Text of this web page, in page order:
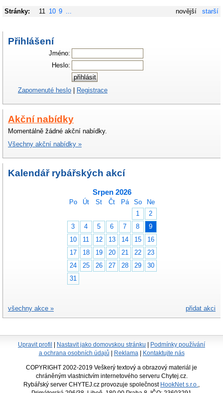
novější starší
Stránky: 11 10 9 ...
Přihlášení
Jméno:
Heslo:
Zapomenuté heslo Registrace
Akční nabídky
Momentálně žádné akční nabídky.
Všechny akční nabídky »
Kalendář rybářských akcí
Srpen 2026
Po Út St Čt Pá So
Ne
1
2
3
4 5 6 7 8
9
10
11 12 13 14 15
16
17
18 19 20 21 22
23
24
25 26 27 28 29
30
31
přidat akci
všechny akce »
Upravit profil Nastavit jako domovskou stránku
Podmínky používání
a ochrana osobních údajů
Reklama Kontaktujte nás
COPYRIGHT 2002-2019 Veškerý textový a obrazový materiál je
chráněným vlastnictvím internetového serveru Chytej.cz.
Rybářský server CHYTEJ.cz provozuje společnost HookNet s.r.o.